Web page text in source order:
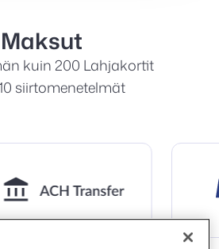
Maksut
kuin 200 Lahjakortit
siirtomenetelmät